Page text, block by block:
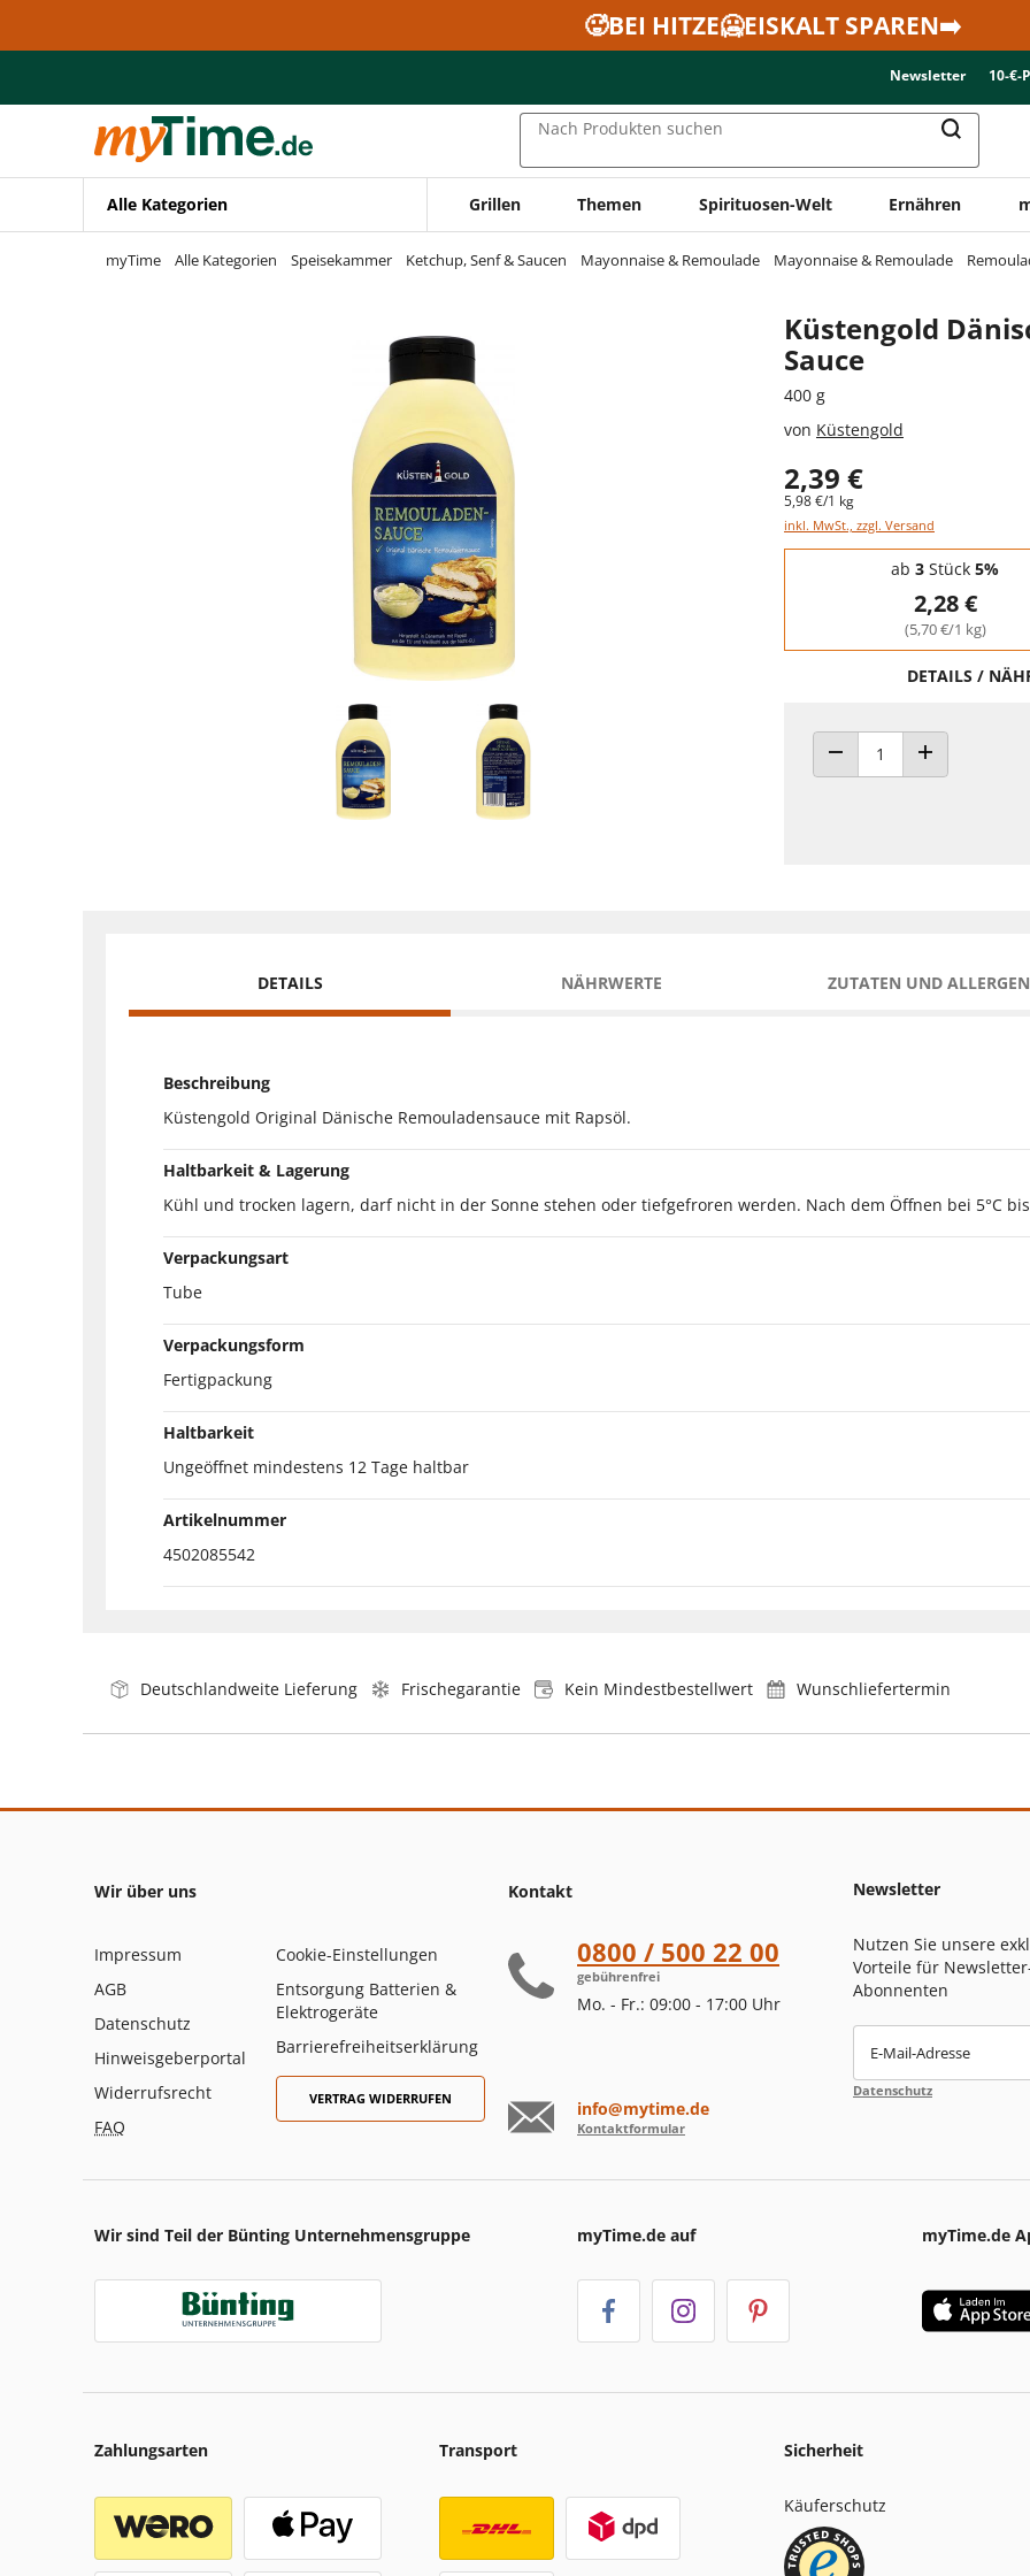
Zur Navigation springen
🥵BEI HITZE🥶EISKALT SPAREN➡️
Newsletter 10-€-
Nach Produkten suchen
Alle Kategorien Grillen Themen Spirituosen-Welt Ernähren
myTime Alle Kategorien Speisekammer Ketchup, Senf & Saucen Mayonnaise & Remoulade Mayonnaise & Remoulade
Küstengold
Sauce
400 g
von Küstengold
2,39 €
5,98 €/1 kg
inkl. MwSt., zzgl. Versand
Staffelpreise - Mengenrabatt
ab 3 Stück 5%
2,28 €
(5,70 €/1 kg)
DETAILS /
ANZAHL VERRINGERNANZAHL ERHÖHEN
DETAILS NÄHRWERTE ZUTATEN UND
Beschreibung
Küstengold Original Dänische Remouladensauce mit Rapsöl.
Haltbarkeit & Lagerung
Kühl und trocken lagern, darf nicht in der Sonne stehen oder tiefgefroren werden. Nach dem Öffnen bei 5°C
Verpackungsart
Tube
Verpackungsform
Fertigpackung
Haltbarkeit
Ungeöffnet mindestens 12 Tage haltbar
Artikelnummer
4502085542
Deutschlandweite Lieferung Frischegarantie Kein Mindestbestellwert Wunschliefertermin
Wir über uns
Impressum
AGB
Datenschutz
Hinweisgeberportal
Widerrufsrecht
FAQ
Cookie-Einstellungen
Entsorgung Batterien &
Elektrogeräte
Barrierefreiheitserklärung
VERTRAG WIDERRUFEN
Kontakt
0800 / 500 22 00
gebührenfrei
Mo. - Fr.: 09:00 - 17:00 Uhr
info@mytime.de
Kontaktformular
Newsletter
Nutzen Sie unsere
Vorteile für
Abonnenten
E-Mail-Adresse
Datenschutz
Wir sind Teil der Bünting Unternehmensgruppe myTime.de auf myTime.de
Zahlungsarten Transport Sicherheit
Käuferschutz